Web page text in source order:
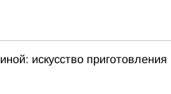
искусство приготовления